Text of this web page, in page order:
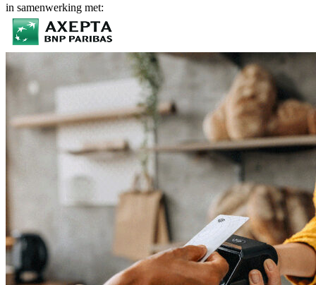
in samenwerking met: